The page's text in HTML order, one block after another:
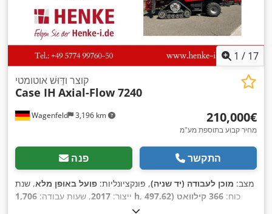
1 / 17
Wagenfeld 3,196 km
קוצר ודַּוּשׁ אוטומטי
Case IH Axial-Flow 7240
‏210,000 ‏€
מחיר קבוע בתוספת מע"מ
פנה התקשר
מצב: מוכן לעבודה (יד שניה), פונקציונליות: פועל באופן מלא, שנת
ייצור: 2017, שעות עבודה: 1,706 h , כוח:
366 קילוואט (497.62
, מהירות מרבית: